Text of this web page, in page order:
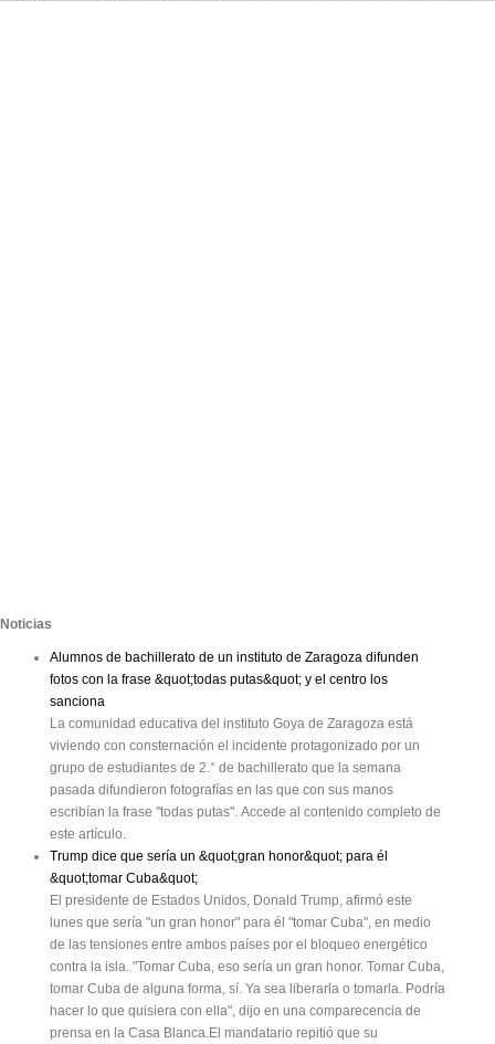
Noticias
Alumnos de bachillerato de un instituto de Zaragoza difunden
fotos con la frase &quot;todas putas&quot; y el centro los
sanciona
La comunidad educativa del instituto Goya de Zaragoza está
viviendo con consternación el incidente protagonizado por un
grupo de estudiantes de 2.° de bachillerato que la semana
pasada difundieron fotografías en las que con sus manos
escribían la frase "todas putas". Accede al contenido completo de
este artículo.
Trump dice que sería un &quot;gran honor&quot; para él
&quot;tomar Cuba&quot;
El presidente de Estados Unidos, Donald Trump, afirmó este
lunes que sería "un gran honor" para él "tomar Cuba", en medio
de las tensiones entre ambos países por el bloqueo energético
contra la isla. "Tomar Cuba, eso sería un gran honor. Tomar Cuba,
tomar Cuba de alguna forma, sí. Ya sea liberarla o tomarla. Podría
hacer lo que quisiera con ella", dijo en una comparecencia de
prensa en la Casa Blanca.El mandatario repitió que su